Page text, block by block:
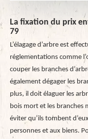
La fixation du prix
79
L’élagage d’arbre est
réglementations comme
couper les branches
également dégager les
plus, il doit élaguer les
bois mort et les branches
éviter qu’ils tombent
personnes et aux biens.